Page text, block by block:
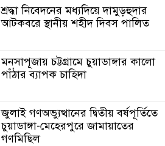
শ্রদ্ধা নিবেদনের মধ্যদিয়ে দামুড়হুদার
আটকবরে স্থানীয় শহীদ দিবস পালিত
মনসাপূজায় চট্টগ্রামে চুয়াডাঙ্গার কালো
পাঁঠার ব্যাপক চাহিদা
জুলাই গণঅভ্যুত্থানের দ্বিতীয় বর্ষপূর্তিতে
চুয়াডাঙ্গা-মেহেরপুরে জামায়াতের
গণমিছিল